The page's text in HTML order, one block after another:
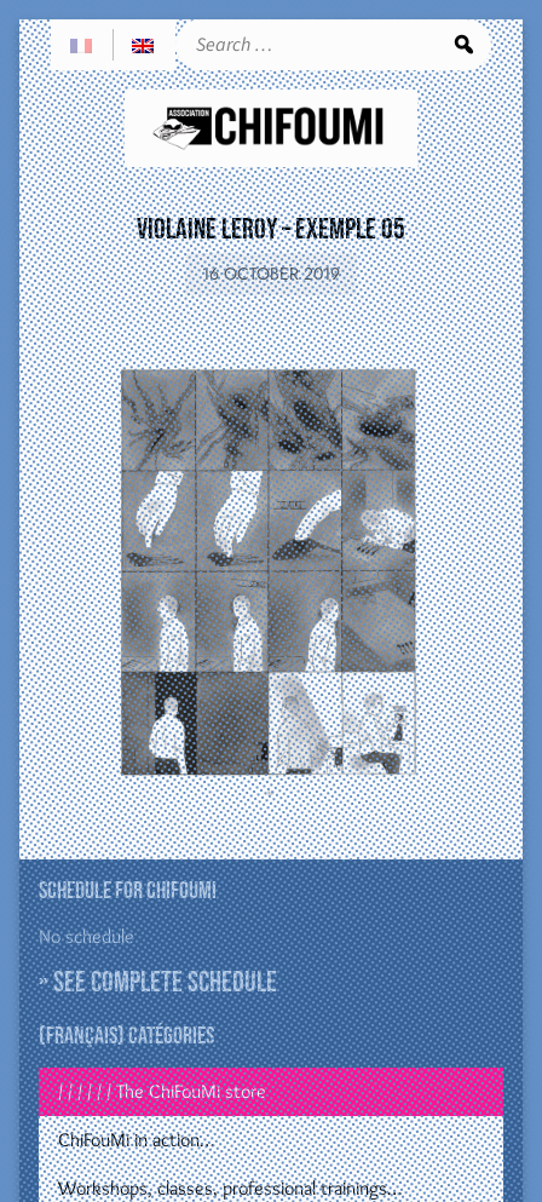
Violaine Leroy – exemple 05
16 OCTOBER 2019
Schedule for ChiFouMi
No schedule
» See complete schedule
(Français) Catégories
/ / / / / / The ChiFouMi store
ChiFouMi in action…
Workshops, classes, professional trainings…